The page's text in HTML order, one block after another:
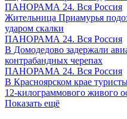
ПАНОРАМА 24. Вся Россия
Жительница Приамурья
ударом скалки
ПАНОРАМА 24. Вся Россия
В Домодедово задержали
контрабандных черепах
ПАНОРАМА 24. Вся Россия
В Красноярском крае
12-килограммового живого
Показать ещё